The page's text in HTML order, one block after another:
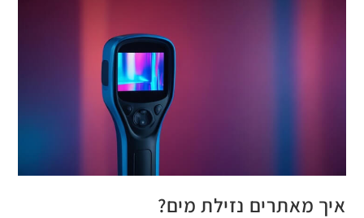
איך מאתרים נזילת מים?